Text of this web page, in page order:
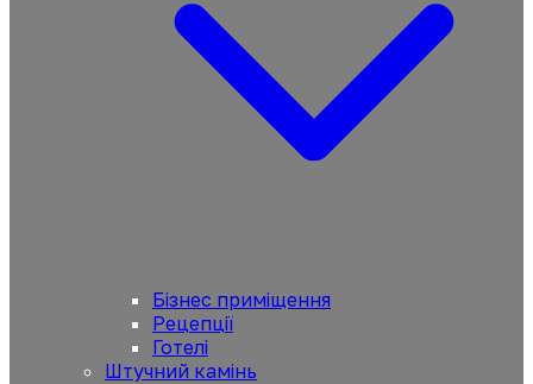
Бізнес приміщення
Рецепції
Готелі
Штучний камінь